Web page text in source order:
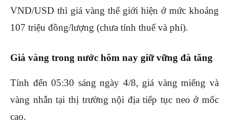
VND/USD thì giá vàng thế giới hiện ở mức khoảng
107 triệu đồng/lượng (chưa tính thuế và phí).
Giá vàng trong nước hôm nay giữ vững đà tăng
Tính đến 05:30 sáng ngày 4/8, giá vàng miếng và
vàng nhẫn tại thị trường nội địa tiếp tục neo ở mốc
cao.